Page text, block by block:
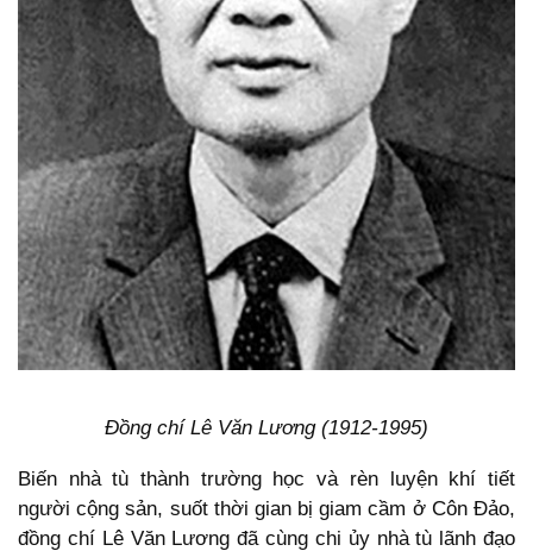
Đồng chí Lê Văn Lương (1912-1995)
Biến nhà tù thành trường học và rèn luyện khí tiết
người cộng sản, suốt thời gian bị giam cầm ở Côn Đảo,
đồng chí Lê Văn Lương đã cùng chi ủy nhà tù lãnh đạo